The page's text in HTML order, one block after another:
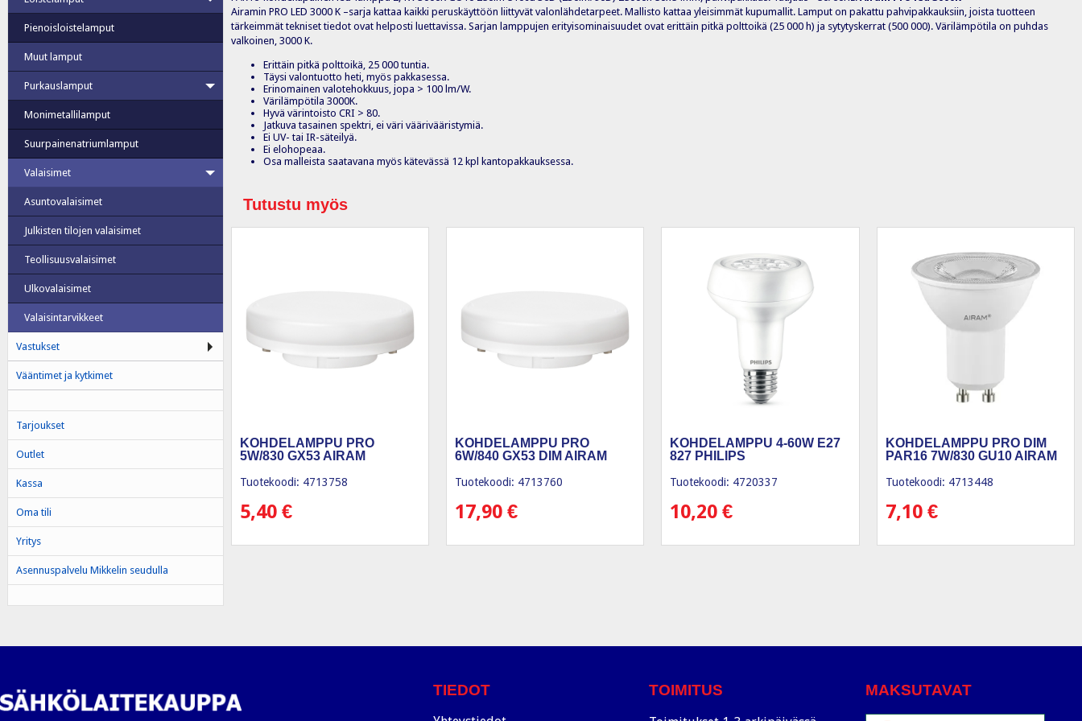
Airamin PRO LED 3000 K –sarja kattaa kaikki peruskäyttöön liittyvät valonlähdetarpeet. Mallisto kattaa yleisimmät kupumallit. Lamput on pakattu pahvipakkauksiin, joista tuotteen
tärkeimmät tekniset tiedot ovat helposti luettavissa. Sarjan lamppujen erityisominaisuudet ovat erittäin pitkä polttoikä (25 000 h) ja sytytyskerrat (500 000). Värilämpötila on puhdas
valkoinen, 3000 K.
Erittäin pitkä polttoikä, 25 000 tuntia.
Täysi valontuotto heti, myös pakkasessa.
Erinomainen valotehokkuus, jopa > 100 lm/W.
Värilämpötila 3000K.
Hyvä värintoisto CRI > 80.
Jatkuva tasainen spektri, ei väri väärivääristymiä.
Ei UV- tai IR-säteilyä.
Ei elohopeaa.
Osa malleista saatavana myös kätevässä 12 kpl kantopakkauksessa.
Tutustu myös
KOHDELAMPPU PRO
5W/830 GX53 AIRAM
Tuotekoodi: 4713758
5,40 €
KOHDELAMPPU PRO
6W/840 GX53 DIM AIRAM
Tuotekoodi: 4713760
17,90€
KOHDELAMPPU 4-60W E27
827 PHILIPS
Tuotekoodi: 4720337
10,20€
KOHDELAMPPU PRO DIM
PAR16 7W/830 GU10 AIRAM
Tuotekoodi: 4713448
7,10 €
Pienoisloistelamput
Muut lamput
Purkauslamput
Monimetallilamput
Suurpainenatriumlamput
Valaisimet
Asuntovalaisimet
Julkisten tilojen valaisimet
Teollisuusvalaisimet
Ulkovalaisimet
Valaisintarvikkeet
Vastukset
Vääntimet ja kytkimet
Tarjoukset
Outlet
Kassa
Oma tili
Yritys
Asennuspalvelu Mikkelin seudulla
TIEDOT TOIMITUS MAKSUTAVAT